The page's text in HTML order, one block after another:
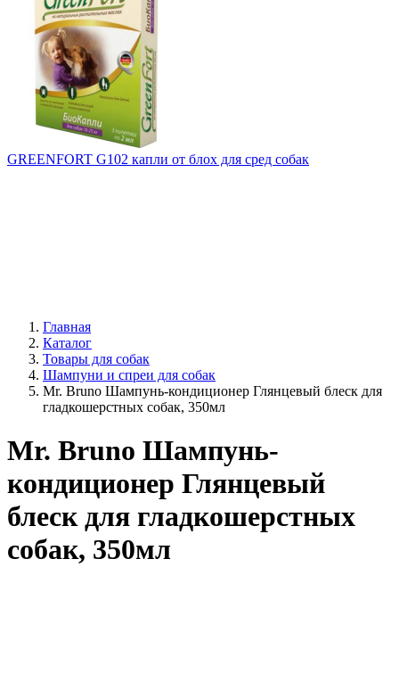
GREENFORT G102 капли от блох для сред собак
Главная
Каталог
Товары для собак
Шампуни и спреи для собак
Mr. Bruno Шампунь-кондиционер Глянцевый блеск для
гладкошерстных собак, 350мл
Mr. Bruno Шампунь-
кондиционер Глянцевый
блеск для гладкошерстных
собак, 350мл